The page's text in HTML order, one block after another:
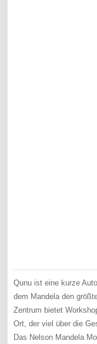
Qunu ist eine kurze
dem Mandela den
Zentrum bietet
Ort, der viel über die
Das Nelson Mandela